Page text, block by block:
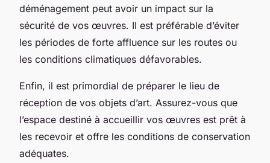
déménagement peut avoir un impact sur la
sécurité de vos œuvres. Il est préférable d’éviter
les périodes de forte affluence sur les routes ou
les conditions climatiques défavorables.
Enfin, il est primordial de préparer le lieu de
réception de vos objets d’art. Assurez-vous que
l’espace destiné à accueillir vos œuvres est prêt à
les recevoir et offre les conditions de conservation
adéquates.